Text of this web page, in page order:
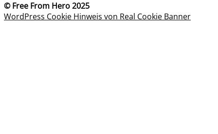
© Free From Hero 2025
WordPress Cookie Hinweis von Real Cookie Banner